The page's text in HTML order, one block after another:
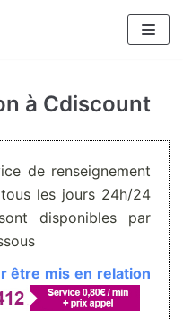
à Cdiscount
de renseignement
les jours 24h/24
disponibles par
être mis en relation